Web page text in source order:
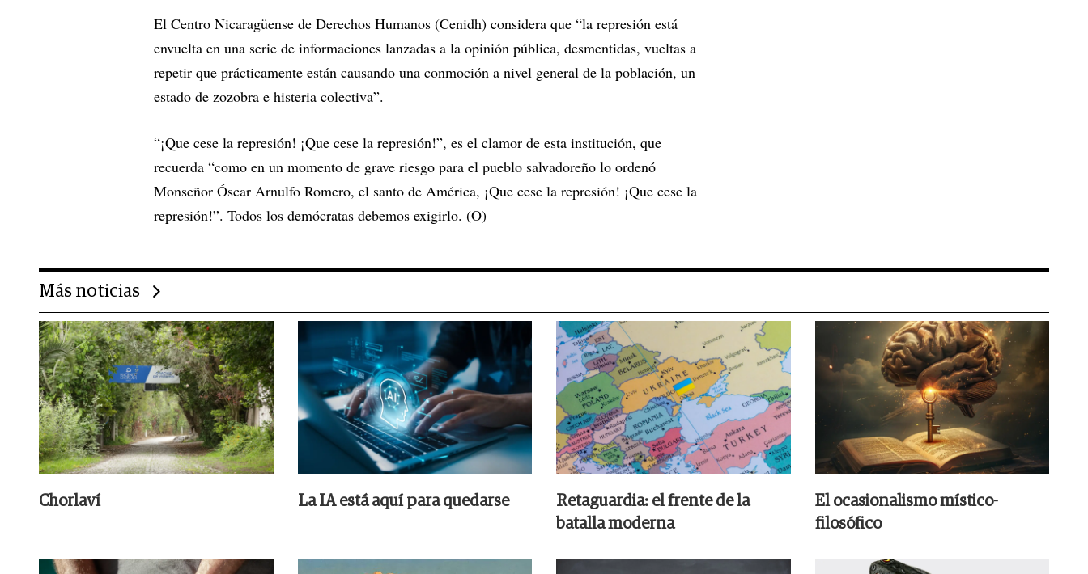
El Centro Nicaragüense de Derechos Humanos (Cenidh) considera que “la represión está
envuelta en una serie de informaciones lanzadas a la opinión pública, desmentidas, vueltas a
repetir que prácticamente están causando una conmoción a nivel general de la población, un
estado de zozobra e histeria colectiva”.
“¡Que cese la represión! ¡Que cese la represión!”, es el clamor de esta institución, que
recuerda “como en un momento de grave riesgo para el pueblo salvadoreño lo ordenó
Monseñor Óscar Arnulfo Romero, el santo de América, ¡Que cese la represión! ¡Que cese la
represión!”. Todos los demócratas debemos exigirlo. (O)
Más noticias
Chorlaví La IA está aquí para quedarse
Retaguardia: el frente de la
batalla moderna
El ocasionalismo místico-
filosófico